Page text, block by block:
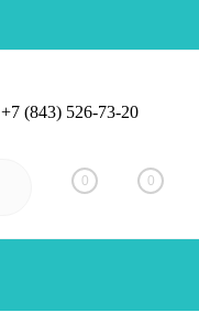
Вход
+7 (843) 526-73-20
0 0